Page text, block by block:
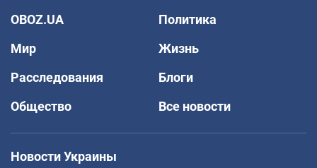
OBOZ.UA
Политика
Мир
Жизнь
Расследования
Блоги
Общество
Все новости
Новости Украины